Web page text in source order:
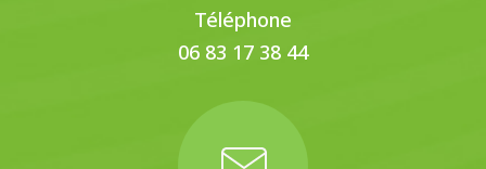
Téléphone
06 83 17 38 44